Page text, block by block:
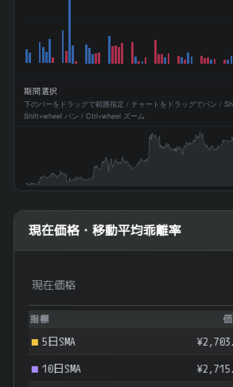
期間選択
下のバーをドラッグで範囲指定 / チャートをドラッグでパン /
Shift+wheel パン / Ctrl+wheel ズーム
現在価格・移動平均乖離率
現在価格
指標
5日SMA
10日SMA